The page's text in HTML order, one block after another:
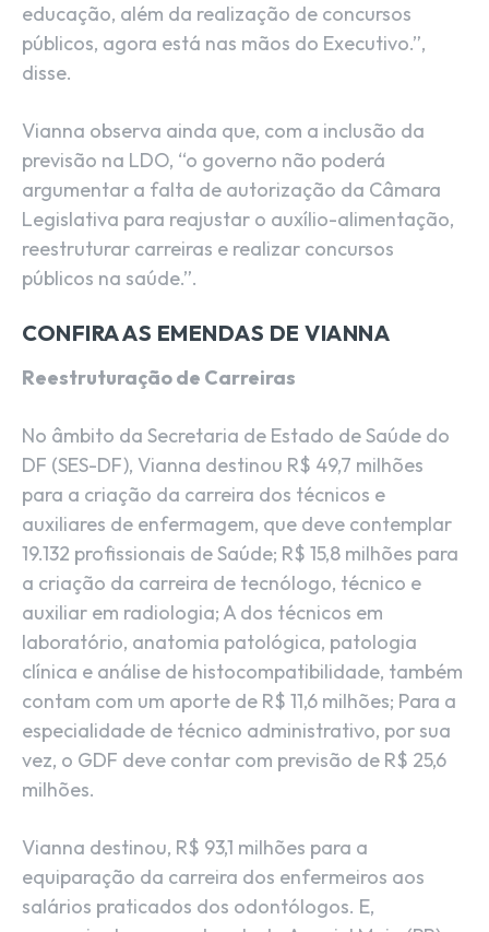
educação, além da realização de concursos
públicos, agora está nas mãos do Executivo.”,
disse.
Vianna observa ainda que, com a inclusão da
previsão na LDO, “o governo não poderá
argumentar a falta de autorização da Câmara
Legislativa para reajustar o auxílio-alimentação,
reestruturar carreiras e realizar concursos
públicos na saúde.”.
CONFIRA AS EMENDAS DE VIANNA
Reestruturação de Carreiras
No âmbito da Secretaria de Estado de Saúde do
DF (SES-DF), Vianna destinou R$ 49,7 milhões
para a criação da carreira dos técnicos e
auxiliares de enfermagem, que deve contemplar
19.132 profissionais de Saúde; R$ 15,8 milhões para
a criação da carreira de tecnólogo, técnico e
auxiliar em radiologia; A dos técnicos em
laboratório, anatomia patológica, patologia
clínica e análise de histocompatibilidade, também
contam com um aporte de R$ 11,6 milhões; Para a
especialidade de técnico administrativo, por sua
vez, o GDF deve contar com previsão de R$ 25,6
milhões.
Vianna destinou, R$ 93,1 milhões para a
equiparação da carreira dos enfermeiros aos
salários praticados dos odontólogos. E,